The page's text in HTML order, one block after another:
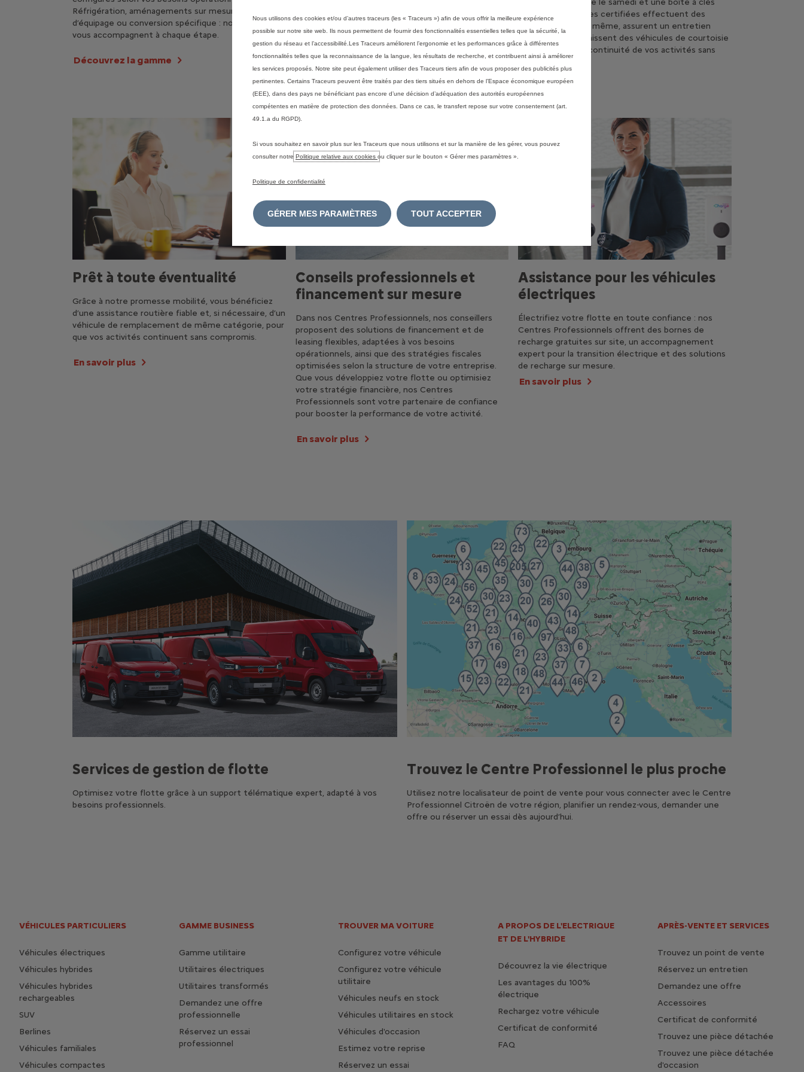
Réfrigération, aménagements sur mesure, transport
d’équipage ou conversion spécifique : nos experts
vous accompagnent à chaque étape.
Découvrez la gamme
Découvrez notre offre
24h/24. Nos équipes certifiées effectuent des
diagnostics le jour même, assurent un entretien
prioritaire et fournissent des véhicules de courtoisie
afin de garantir la continuité de vos activités sans
Prêt à toute éventualité
Grâce à notre promesse mobilité, vous bénéficiez
d’une assistance routière fiable et, si nécessaire, d’un
véhicule de remplacement de même catégorie, pour
que vos activités continuent sans compromis.
En savoir plus
Conseils professionnels et
financement sur mesure
Dans nos Centres Professionnels, nos conseillers
proposent des solutions de financement et de
leasing flexibles, adaptées à vos besoins
opérationnels, ainsi que des stratégies fiscales
optimisées selon la structure de votre entreprise.
Que vous développiez votre flotte ou optimisiez
votre stratégie financière, nos Centres
Professionnels sont votre partenaire de confiance
pour booster la performance de votre activité.
En savoir plus
Assistance pour les véhicules
électriques
Électrifiez votre flotte en toute confiance : nos
Centres Professionnels offrent des bornes de
recharge gratuites sur site, un accompagnement
expert pour la transition électrique et des solutions
de recharge sur mesure.
En savoir plus
Services de gestion de flotte
Optimisez votre flotte grâce à un support télématique expert, adapté à vos
besoins professionnels.
Trouvez le Centre Professionnel le plus proche
Utilisez notre localisateur de point de vente pour vous connecter avec le Centre
Professionnel Citroën de votre région, planifier un rendez-vous, demander une
offre ou réserver un essai dès aujourd’hui.
VÉHICULES PARTICULIERS
Véhicules électriques
Véhicules hybrides
Véhicules hybrides
rechargeables
SUV
Berlines
Véhicules familiales
Véhicules compactes
GAMME BUSINESS
Gamme utilitaire
Utilitaires électriques
Utilitaires transformés
Demandez une offre
professionnelle
Réservez un essai
professionnel
TROUVER MA VOITURE
Configurez votre véhicule
Configurez votre véhicule
utilitaire
Véhicules neufs en stock
Véhicules utilitaires en stock
Véhicules d'occasion
Estimez votre reprise
Réservez un essai
A PROPOS DE L'ELECTRIQUE
ET DE L'HYBRIDE
Découvrez la vie électrique
Les avantages du 100%
électrique
Rechargez votre véhicule
Certificat de conformité
FAQ
APRÈS-VENTE ET SERVICES
Trouvez un point de vente
Réservez un entretien
Demandez une offre
Accessoires
Certificat de conformité
Trouvez une pièce détachée
Trouvez une pièce détachée
d'occasion
Nous utilisons des cookies et/ou d’autres traceurs (les « Traceurs ») afin de vous offrir la meilleure expérience
possible sur notre site web. Ils nous permettent de fournir des fonctionnalités essentielles telles que la sécurité, la
gestion du réseau et l’accessibilité.Les Traceurs améliorent l’ergonomie et les performances grâce à différentes
fonctionnalités telles que la reconnaissance de la langue, les résultats de recherche, et contribuent ainsi à améliorer
les services proposés. Notre site peut également utiliser des Traceurs tiers afin de vous proposer des publicités plus
pertinentes. Certains Traceurs peuvent être traités par des tiers situés en dehors de l’Espace économique européen
(EEE), dans des pays ne bénéficiant pas encore d’une décision d’adéquation des autorités européennes
compétentes en matière de protection des données. Dans ce cas, le transfert repose sur votre consentement (art.
49.1.a du RGPD).
Si vous souhaitez en savoir plus sur les Traceurs que nous utilisons et sur la manière de les gérer, vous pouvez
consulter notre Politique relative aux cookies ou cliquer sur le bouton « Gérer mes paramètres ».
Politique de confidentialité
GÉRER MES PARAMÈTRES TOUT ACCEPTER